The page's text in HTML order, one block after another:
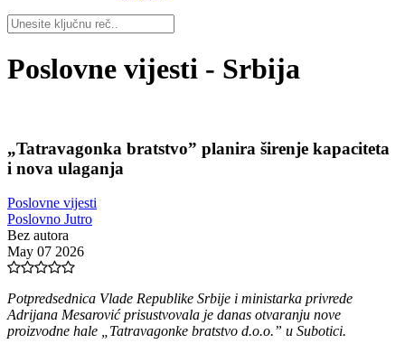
Poslovne vijesti - Srbija
„Tatravagonka bratstvoˮ planira širenje kapaciteta
i nova ulaganja
Poslovne vijesti
Poslovno Jutro
Bez autora
May 07 2026
Potpredsednica Vlade Republike Srbije i ministarka privrede
Adrijana Mesarović prisustvovala je danas otvaranju nove
proizvodne hale „Tatravagonke bratstvo d.o.o.” u Subotici.